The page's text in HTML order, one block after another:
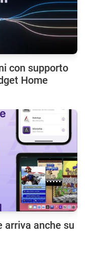
con supporto
Home
arriva anche su